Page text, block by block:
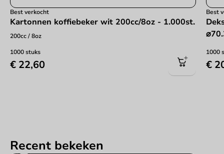
Best verkocht
Kartonnen koffiebeker wit 200cc/8oz - 1.000st.
200cc / 8oz
1000 stuks
€ 22,60
Best
1000
€
Recent bekeken